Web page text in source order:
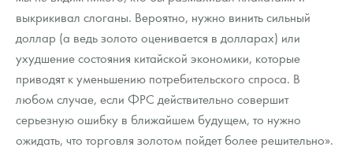
выкрикивал слоганы. Вероятно, нужно винить сильный
доллар (а ведь золото оценивается в долларах) или
ухудшение состояния китайской экономики, которые
приводят к уменьшению потребительского спроса. В
любом случае, если ФРС действительно совершит
серьезную ошибку в ближайшем будущем, то нужно
ожидать, что торговля золотом пойдет более решительно».